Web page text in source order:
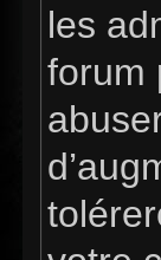
les
forum